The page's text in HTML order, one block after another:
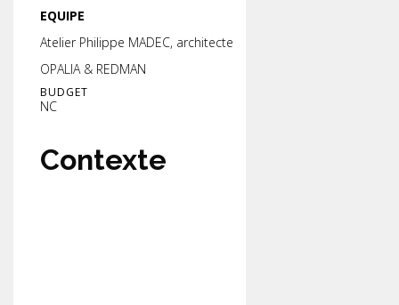
EQUIPE
Atelier Philippe MADEC, architecte
OPALIA & REDMAN
BUDGET
NC
Contexte